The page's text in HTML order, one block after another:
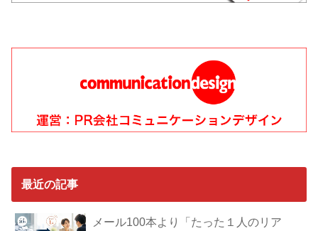
最近の記事
メール100本より「たった１人のリア